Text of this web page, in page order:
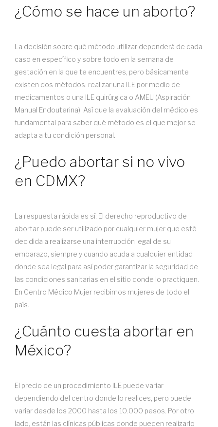
¿Cómo se hace un aborto?
La decisión sobre qué método utilizar dependerá de cada
caso en específico y sobre todo en la semana de
gestación en la que te encuentres, pero básicamente
existen dos métodos: realizar una ILE por medio de
medicamentos o una ILE quirúrgica o AMEU (Aspiración
Manual Endouterina). Así que la evaluación del médico es
fundamental para saber qué método es el que mejor se
adapta a tu condición personal.
¿Puedo abortar si no vivo
en CDMX?
La respuesta rápida es sí. El derecho reproductivo de
abortar puede ser utilizado por cualquier mujer que esté
decidida a realizarse una interrupción legal de su
embarazo, siempre y cuando acuda a cualquier entidad
donde sea legal para así poder garantizar la seguridad de
las condiciones sanitarias en el sitio donde lo practiquen.
En Centro Médico Mujer recibimos mujeres de todo el
país.
¿Cuánto cuesta abortar en
México?
El precio de un procedimiento ILE puede variar
dependiendo del centro donde lo realices, pero puede
variar desde los 2000 hasta los 10.000 pesos. Por otro
lado, están las clínicas públicas donde pueden realizarlo